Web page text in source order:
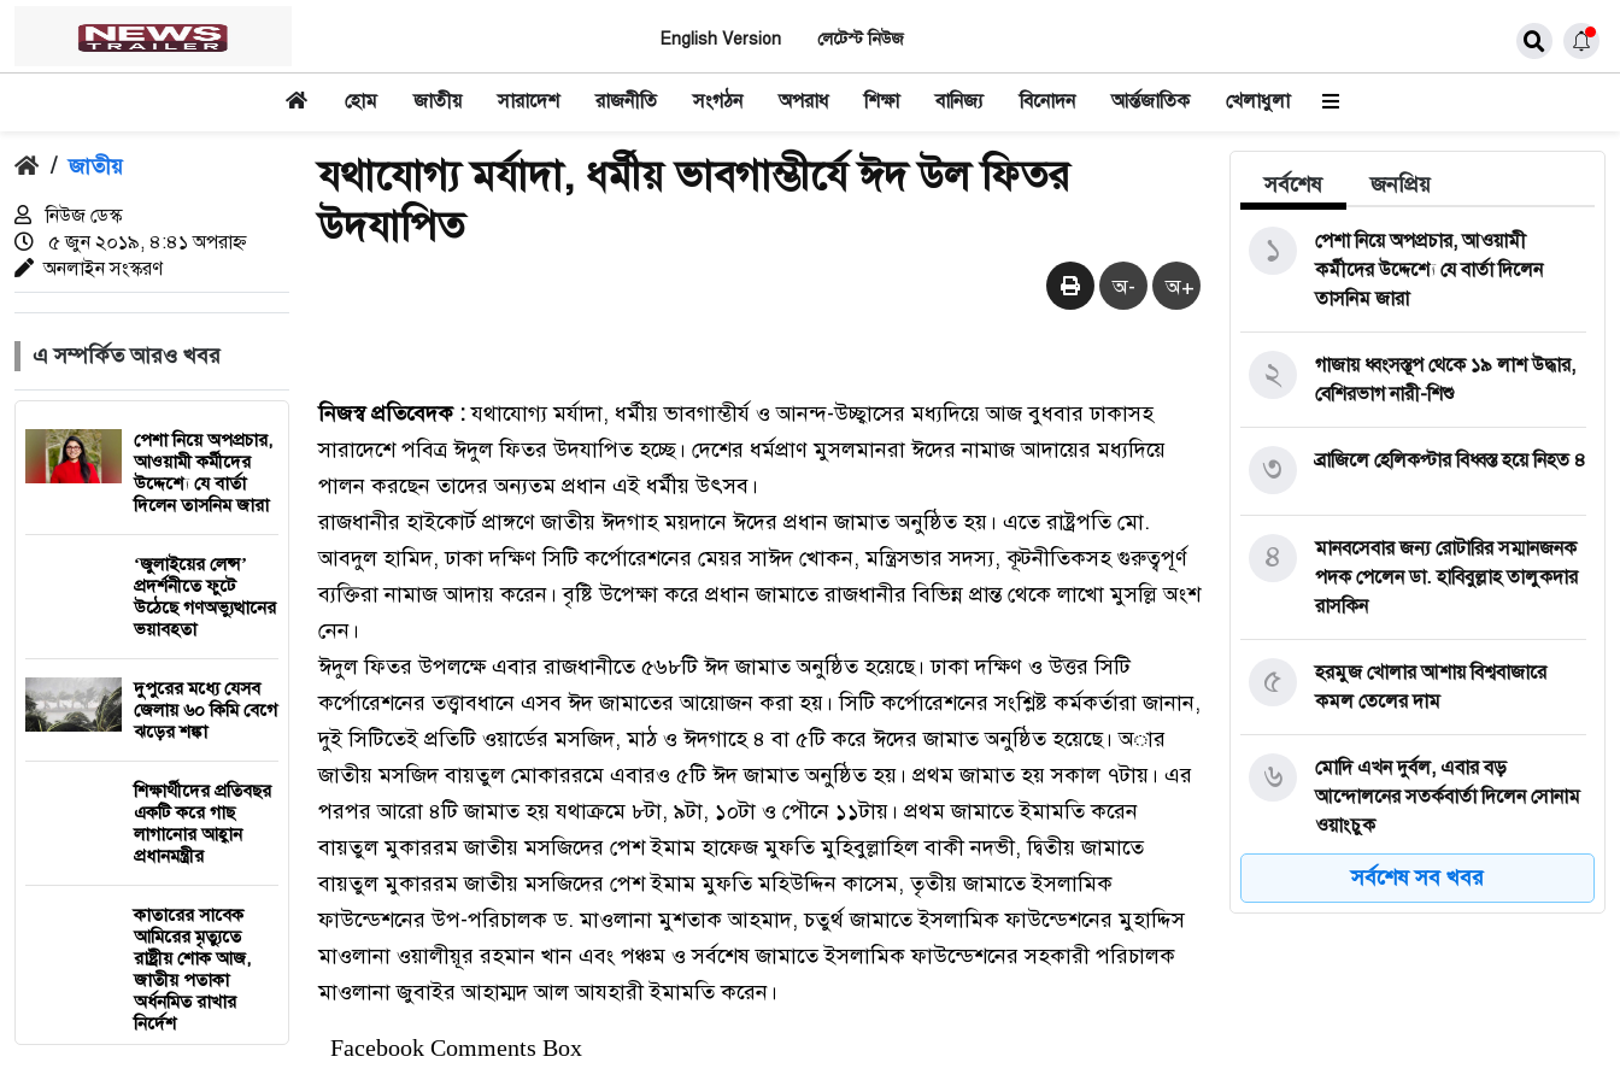
English Version লেটেস্ট নিউজ
হোম জাতীয় সারাদেশ রাজনীতি সংগঠন অপরাধ শিক্ষা বানিজ্য বিনোদন আর্ন্তজাতিক খেলাধুলা
/ জাতীয়
নিউজ ডেস্ক
৫ জুন ২০১৯, ৪:৪১ অপরাহ্ন
অনলাইন সংস্করণ
এ সম্পর্কিত আরও খবর
পেশা নিয়ে অপপ্রচার,
আওয়ামী কর্মীদের
উদ্দেশ্যে যে বার্তা
দিলেন তাসনিম জারা
‘জুলাইয়ের লেন্স’
প্রদর্শনীতে ফুটে
উঠেছে গণঅভ্যুত্থানের
ভয়াবহতা
দুপুরের মধ্যে যেসব
জেলায় ৬০ কিমি বেগে
ঝড়ের শঙ্কা
শিক্ষার্থীদের প্রতিবছর
একটি করে গাছ
লাগানোর আহ্বান
প্রধানমন্ত্রীর
কাতারের সাবেক
আমিরের মৃত্যুতে
রাষ্ট্রীয় শোক আজ,
জাতীয় পতাকা
অর্ধনমিত রাখার
নির্দেশ
যথাযোগ্য মর্যাদা, ধর্মীয় ভাবগাম্ভীর্যে ঈদ উল ফিতর
উদযাপিত
অ- অ+
নিজস্ব প্রতিবেদক :যথাযোগ্য মর্যাদা, ধর্মীয় ভাবগাম্ভীর্য ও আনন্দ-উচ্ছ্বাসের মধ্যদিয়ে আজ বুধবার ঢাকাসহ
সারাদেশে পবিত্র ঈদুল ফিতর উদযাপিত হচ্ছে। দেশের ধর্মপ্রাণ মুসলমানরা ঈদের নামাজ আদায়ের মধ্যদিয়ে
পালন করছেন তাদের অন্যতম প্রধান এই ধর্মীয় উৎসব।
রাজধানীর হাইকোর্ট প্রাঙ্গণে জাতীয় ঈদগাহ ময়দানে ঈদের প্রধান জামাত অনুষ্ঠিত হয়। এতে রাষ্ট্রপতি মো.
আবদুল হামিদ, ঢাকা দক্ষিণ সিটি কর্পোরেশনের মেয়র সাঈদ খোকন, মন্ত্রিসভার সদস্য, কূটনীতিকসহ গুরুত্বপূর্ণ
ব্যক্তিরা নামাজ আদায় করেন। বৃষ্টি উপেক্ষা করে প্রধান জামাতে রাজধানীর বিভিন্ন প্রান্ত থেকে লাখো মুসল্লি অংশ
নেন।
ঈদুল ফিতর উপলক্ষে এবার রাজধানীতে ৫৬৮টি ঈদ জামাত অনুষ্ঠিত হয়েছে। ঢাকা দক্ষিণ ও উত্তর সিটি
কর্পোরেশনের তত্ত্বাবধানে এসব ঈদ জামাতের আয়োজন করা হয়। সিটি কর্পোরেশনের সংশ্লিষ্ট কর্মকর্তারা জানান,
দুই সিটিতেই প্রতিটি ওয়ার্ডের মসজিদ, মাঠ ও ঈদগাহে ৪ বা ৫টি করে ঈদের জামাত অনুষ্ঠিত হয়েছে। অার
জাতীয় মসজিদ বায়তুল মোকাররমে এবারও ৫টি ঈদ জামাত অনুষ্ঠিত হয়। প্রথম জামাত হয় সকাল ৭টায়। এর
পরপর আরো ৪টি জামাত হয় যথাক্রমে ৮টা, ৯টা, ১০টা ও পৌনে ১১টায়। প্রথম জামাতে ইমামতি করেন
বায়তুল মুকাররম জাতীয় মসজিদের পেশ ইমাম হাফেজ মুফতি মুহিবুল্লাহিল বাকী নদভী, দ্বিতীয় জামাতে
বায়তুল মুকাররম জাতীয় মসজিদের পেশ ইমাম মুফতি মহিউদ্দিন কাসেম, তৃতীয় জামাতে ইসলামিক
ফাউন্ডেশনের উপ-পরিচালক ড. মাওলানা মুশতাক আহমাদ, চতুর্থ জামাতে ইসলামিক ফাউন্ডেশনের মুহাদ্দিস
মাওলানা ওয়ালীয়ূর রহমান খান এবং পঞ্চম ও সর্বশেষ জামাতে ইসলামিক ফাউন্ডেশনের সহকারী পরিচালক
মাওলানা জুবাইর আহাম্মদ আল আযহারী ইমামতি করেন।
Facebook Comments Box
সর্বশেষ জনপ্রিয়
পেশা নিয়ে অপপ্রচার, আওয়ামী
কর্মীদের উদ্দেশ্যে যে বার্তা দিলেন
তাসনিম জারা
১
গাজায় ধ্বংসস্তূপ থেকে ১৯ লাশ উদ্ধার,
বেশিরভাগ নারী-শিশু
২
ব্রাজিলে হেলিকপ্টার বিধ্বস্ত হয়ে নিহত ৪
৩
মানবসেবার জন্য রোটারির সম্মানজনক
পদক পেলেন ডা. হাবিবুল্লাহ তালুকদার
রাসকিন
৪
হরমুজ খোলার আশায় বিশ্ববাজারে
কমল তেলের দাম
৫
মোদি এখন দুর্বল, এবার বড়
আন্দোলনের সতর্কবার্তা দিলেন সোনাম
ওয়াংচুক
৬
অস্ত্র নিয়ে তথ্য ফাঁসকারীদের খুঁজছেন
ট্রাম্প
৭
সর্বশেষ সব খবর